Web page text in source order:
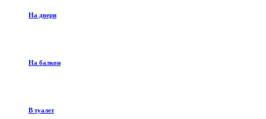
На двери
На балкон
В туалет